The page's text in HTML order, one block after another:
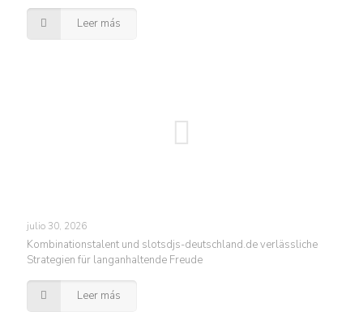
Leer más
julio 30, 2026
Kombinationstalent und slotsdjs-deutschland.de verlässliche
Strategien für langanhaltende Freude
Leer más